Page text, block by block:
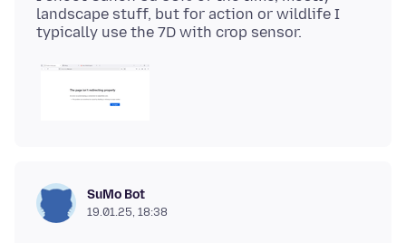
landscape stuff, but for action or wildlife I
SuMo Bot
19.01.25, 18:38